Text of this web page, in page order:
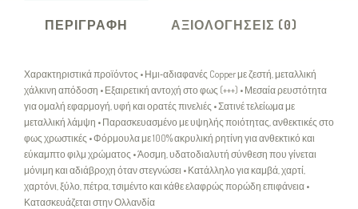
ΠΕΡΙΓΡΑΦΉ ΑΞΙΟΛΟΓΉΣΕΙΣ (0)
Χαρακτηριστικά προϊόντος • Ημι‑αδιαφανές Copper με ζεστή, μεταλλική
χάλκινη απόδοση • Εξαιρετική αντοχή στο φως (+++) • Μεσαία ρευστότητα
για ομαλή εφαρμογή, υφή και ορατές πινελιές • Σατινέ τελείωμα με
μεταλλική λάμψη • Παρασκευασμένο με υψηλής ποιότητας, ανθεκτικές στο
φως χρωστικές • Φόρμουλα με 100% ακρυλική ρητίνη για ανθεκτικό και
εύκαμπτο φιλμ χρώματος • Άοσμη, υδατοδιαλυτή σύνθεση που γίνεται
μόνιμη και αδιάβροχη όταν στεγνώσει • Κατάλληλο για καμβά, χαρτί,
χαρτόνι, ξύλο, πέτρα, τσιμέντο και κάθε ελαφρώς πορώδη επιφάνεια •
Κατασκευάζεται στην Ολλανδία